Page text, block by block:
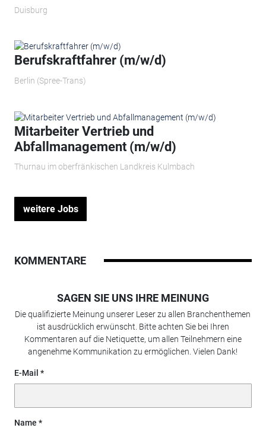
Duisburg
Berufskraftfahrer (m/w/d)
Berlin (Spree-Trans)
Mitarbeiter Vertrieb und
Abfallmanagement (m/w/d)
Thurnau im oberfränkischen Landkreis Kulmbach
weitere Jobs
KOMMENTARE
SAGEN SIE UNS IHRE MEINUNG
Die qualifizierte Meinung unserer Leser zu allen Branchenthemen
ist ausdrücklich erwünscht. Bitte achten Sie bei Ihren
Kommentaren auf die Netiquette, um allen Teilnehmern eine
angenehme Kommunikation zu ermöglichen. Vielen Dank!
E-Mail
Name